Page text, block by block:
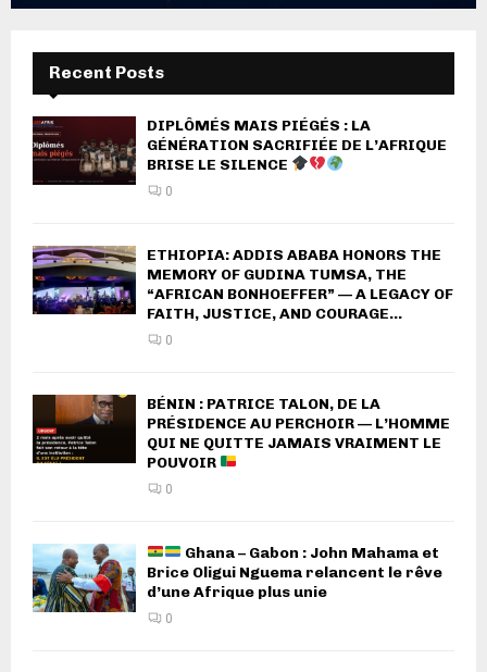
Recent Posts
DIPLÔMÉS MAIS PIÉGÉS : LA
GÉNÉRATION SACRIFIÉE DE L’AFRIQUE
BRISE LE SILENCE
0
ETHIOPIA: ADDIS ABABA HONORS THE
MEMORY OF GUDINA TUMSA, THE
“AFRICAN BONHOEFFER” — A LEGACY OF
FAITH, JUSTICE, AND COURAGE...
0
BÉNIN : PATRICE TALON, DE LA
PRÉSIDENCE AU PERCHOIR — L’HOMME
QUI NE QUITTE JAMAIS VRAIMENT LE
POUVOIR
0
Ghana – Gabon : John Mahama et
Brice Oligui Nguema relancent le rêve
d’une Afrique plus unie
0